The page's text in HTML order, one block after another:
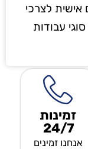
אישית לצרכי
עבודות
זמינות
24/7
אנחנו זמינים